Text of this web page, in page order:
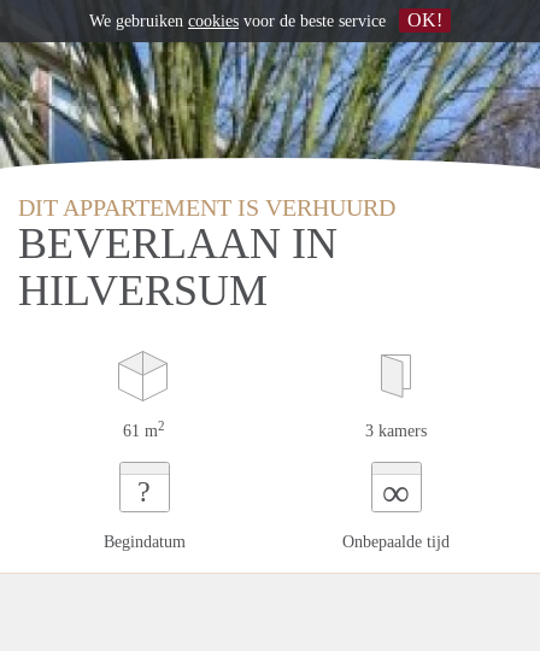
DIT APPARTEMENT IS VERHUURD
BEVERLAAN IN
HILVERSUM
61 m2 3 kamers
?
Begindatum
∞
Onbepaalde tijd
We gebruiken cookies voor de beste service OK!